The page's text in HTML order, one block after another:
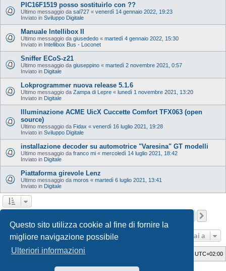
Questo sito utilizza cookie al fine di fornire la
migliore navigazione possibile
Ulteriori informazioni
PIC16F1519 posso sostituirlo con ??
Ultimo messaggio da sal727 « venerdì 14 gennaio 2022, 19:23
Inviato in Sviluppo Digitale
Manuale Intellibox II
Ultimo messaggio da giusededo « martedì 4 gennaio 2022, 15:30
Inviato in Intellibox Bus - Loconet
Sniffer ECoS-z21
Ultimo messaggio da giuseppino « martedì 2 novembre 2021, 0:57
Inviato in Digitale
Lokprogrammer nuova release 5.1.6
Ultimo messaggio da Zampa di Lepre « lunedì 1 novembre 2021, 13:20
Inviato in Digitale
Illuminazione ACME UicX Cuccette Comfort TFX063 (open
source)
Ultimo messaggio da Fidax « venerdì 16 luglio 2021, 19:28
Inviato in Sviluppo Digitale
installazione decoder su automotrice "Varesina" GT modelli
Ultimo messaggio da franco mi « mercoledì 14 luglio 2021, 18:42
Inviato in Digitale
Piattaforma girevole Lenz
Ultimo messaggio da moros « martedì 6 luglio 2021, 13:41
Inviato in Digitale
Vai a
Indice UTC+02:00
GTA game